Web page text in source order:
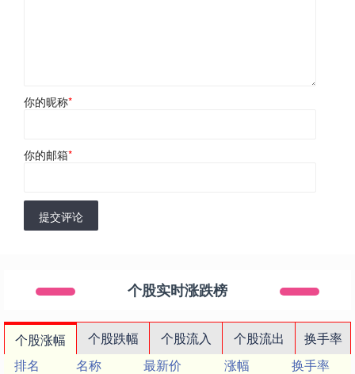
你的昵称*
你的邮箱*
提交评论
个股实时涨跌榜
个股涨幅 个股跌幅 个股流入 个股流出
换手率
排名
名称 最新价 涨幅
换手率